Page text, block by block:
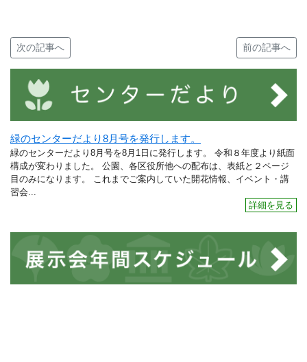
次の記事へ 前の記事へ
緑のセンターだより8月号を発行します。
緑のセンターだより8月号を8月1日に発行します。 令和８年度より紙面
構成が変わりました。 公園、各区役所他への配布は、表紙と２ページ
目のみになります。 これまでご案内していた開花情報、イベント・講
習会...
詳細を見る